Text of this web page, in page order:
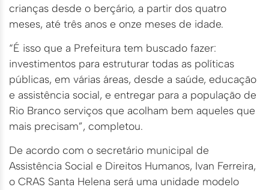
crianças desde o berçário, a partir dos quatro
meses, até três anos e onze meses de idade.
“É isso que a Prefeitura tem buscado fazer:
investimentos para estruturar todas as políticas
públicas, em várias áreas, desde a saúde, educação
e assistência social, e entregar para a população de
Rio Branco serviços que acolham bem aqueles que
mais precisam”, completou.
De acordo com o secretário municipal de
Assistência Social e Direitos Humanos, Ivan Ferreira,
o CRAS Santa Helena será uma unidade modelo